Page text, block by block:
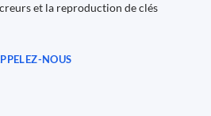
et la reproduction de clés
NOUS